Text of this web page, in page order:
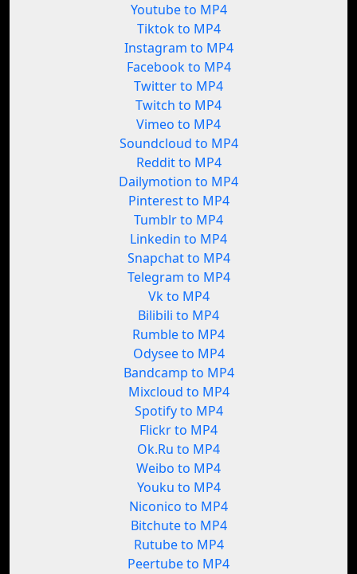
Youtube to MP4
Tiktok to MP4
Instagram to MP4
Facebook to MP4
Twitter to MP4
Twitch to MP4
Vimeo to MP4
Soundcloud to MP4
Reddit to MP4
Dailymotion to MP4
Pinterest to MP4
Tumblr to MP4
Linkedin to MP4
Snapchat to MP4
Telegram to MP4
Vk to MP4
Bilibili to MP4
Rumble to MP4
Odysee to MP4
Bandcamp to MP4
Mixcloud to MP4
Spotify to MP4
Flickr to MP4
Ok.Ru to MP4
Weibo to MP4
Youku to MP4
Niconico to MP4
Bitchute to MP4
Rutube to MP4
Peertube to MP4